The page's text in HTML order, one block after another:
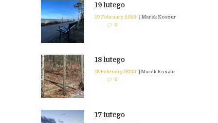
19 lutego
19 February 2023 | Marek Koszur
0
18 lutego
18 February 2023 | Marek Koszur
0
17 lutego